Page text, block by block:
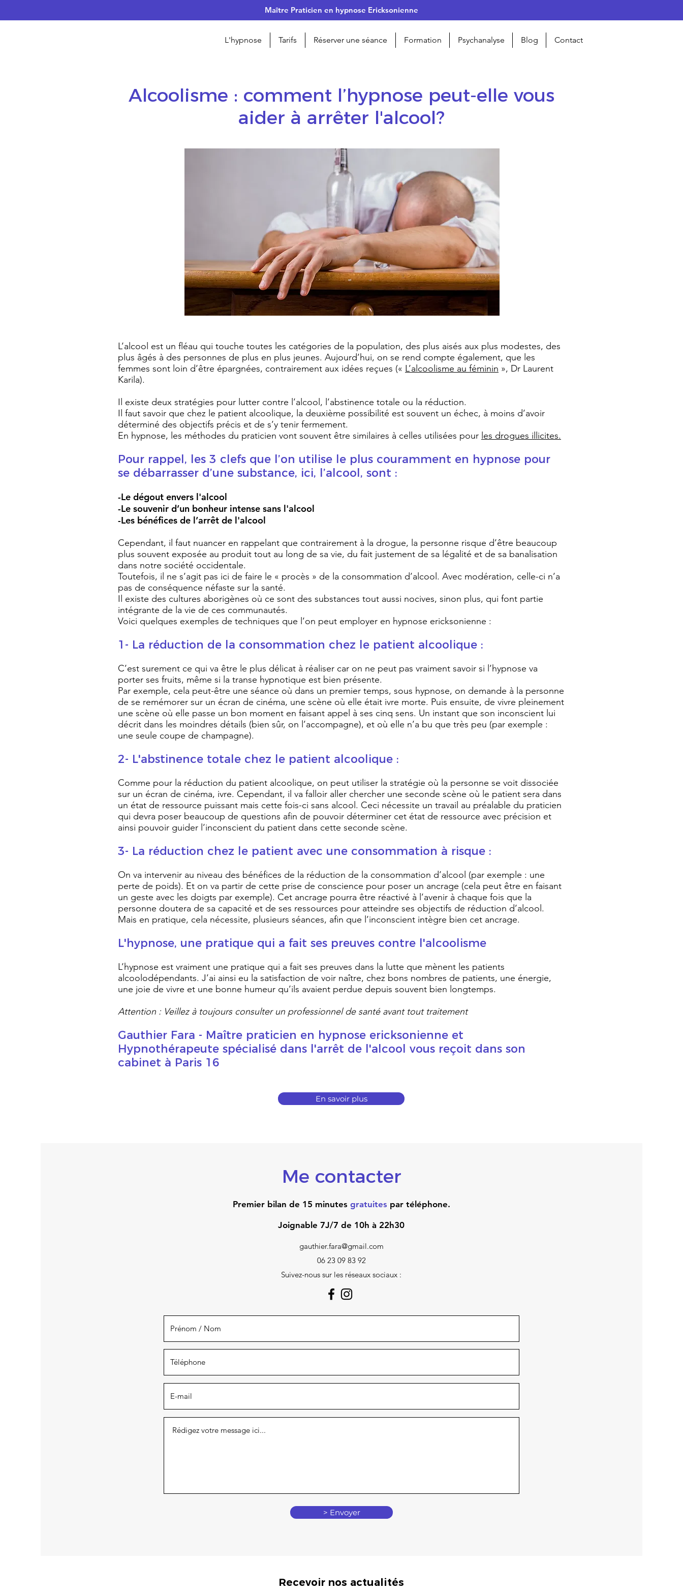
Maître Praticien en hypnose Ericksonienne
L'hypnose Tarifs Réserver une séance Formation Psychanalyse Blog Contact
Alcoolisme : comment l’hypnose peut-elle vous
aider à arrêter l'alcool?
L’alcool est un fléau qui touche toutes les catégories de la population, des plus aisés aux plus modestes, des
plus âgés à des personnes de plus en plus jeunes. Aujourd’hui, on se rend compte également, que les
femmes sont loin d’être épargnées, contrairement aux idées reçues (« L’alcoolisme au féminin », Dr Laurent
Karila).
Il existe deux stratégies pour lutter contre l’alcool, l’abstinence totale ou la réduction.
Il faut savoir que chez le patient alcoolique, la deuxième possibilité est souvent un échec, à moins d’avoir
déterminé des objectifs précis et de s’y tenir fermement.
En hypnose, les méthodes du praticien vont souvent être similaires à celles utilisées pour les drogues illicites.
Pour rappel, les 3 clefs que l’on utilise le plus couramment en hypnose pour
se débarrasser d’une substance, ici, l’alcool, sont :
-Le dégout envers l'alcool
-Le souvenir d’un bonheur intense sans l'alcool
-Les bénéfices de l’arrêt de l'alcool
Cependant, il faut nuancer en rappelant que contrairement à la drogue, la personne risque d’être beaucoup
plus souvent exposée au produit tout au long de sa vie, du fait justement de sa légalité et de sa banalisation
dans notre société occidentale.
Toutefois, il ne s’agit pas ici de faire le « procès » de la consommation d’alcool. Avec modération, celle-ci n’a
pas de conséquence néfaste sur la santé.
Il existe des cultures aborigènes où ce sont des substances tout aussi nocives, sinon plus, qui font partie
intégrante de la vie de ces communautés.
Voici quelques exemples de techniques que l’on peut employer en hypnose ericksonienne :
1- La réduction de la consommation chez le patient alcoolique :
C’est surement ce qui va être le plus délicat à réaliser car on ne peut pas vraiment savoir si l’hypnose va
porter ses fruits, même si la transe hypnotique est bien présente.
Par exemple, cela peut-être une séance où dans un premier temps, sous hypnose, on demande à la personne
de se remémorer sur un écran de cinéma, une scène où elle était ivre morte. Puis ensuite, de vivre pleinement
une scène où elle passe un bon moment en faisant appel à ses cinq sens. Un instant que son inconscient lui
décrit dans les moindres détails (bien sûr, on l’accompagne), et où elle n’a bu que très peu (par exemple :
une seule coupe de champagne).
2- L'abstinence totale chez le patient alcoolique :
Comme pour la réduction du patient alcoolique, on peut utiliser la stratégie où la personne se voit dissociée
sur un écran de cinéma, ivre. Cependant, il va falloir aller chercher une seconde scène où le patient sera dans
un état de ressource puissant mais cette fois-ci sans alcool. Ceci nécessite un travail au préalable du praticien
qui devra poser beaucoup de questions afin de pouvoir déterminer cet état de ressource avec précision et
ainsi pouvoir guider l’inconscient du patient dans cette seconde scène.
3- La réduction chez le patient avec une consommation à risque :
On va intervenir au niveau des bénéfices de la réduction de la consommation d’alcool (par exemple : une
perte de poids). Et on va partir de cette prise de conscience pour poser un ancrage (cela peut être en faisant
un geste avec les doigts par exemple). Cet ancrage pourra être réactivé à l’avenir à chaque fois que la
personne doutera de sa capacité et de ses ressources pour atteindre ses objectifs de réduction d’alcool.
Mais en pratique, cela nécessite, plusieurs séances, afin que l’inconscient intègre bien cet ancrage.
L'hypnose, une pratique qui a fait ses preuves contre l'alcoolisme
L’hypnose est vraiment une pratique qui a fait ses preuves dans la lutte que mènent les patients
alcoolodépendants. J’ai ainsi eu la satisfaction de voir naître, chez bons nombres de patients, une énergie,
une joie de vivre et une bonne humeur qu’ils avaient perdue depuis souvent bien longtemps.
Attention : Veillez à toujours consulter un professionnel de santé avant tout traitement
Gauthier Fara - Maître praticien en hypnose ericksonienne et
Hypnothérapeute spécialisé dans l'arrêt de l'alcool vous reçoit dans son
cabinet à Paris 16
En savoir plus
Me contacter
Premier bilan de 15 minutes gratuites par téléphone.
Joignable 7J/7 de 10h à 22h30
gauthier.fara@gmail.com
06 23 09 83 92
Suivez-nous sur les réseaux sociaux :
> Envoyer
Recevoir nos actualités